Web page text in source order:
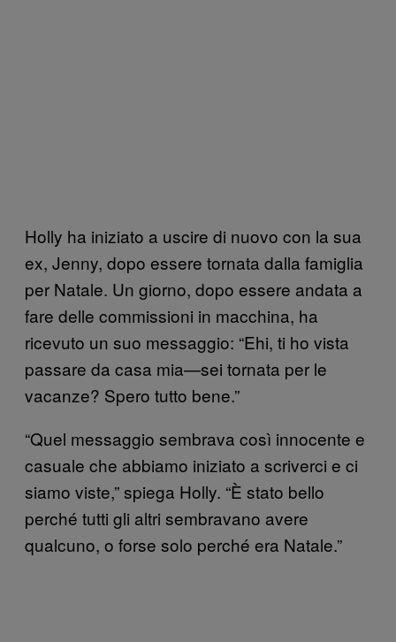
Holly ha iniziato a uscire di nuovo con la sua
ex, Jenny, dopo essere tornata dalla famiglia
per Natale. Un giorno, dopo essere andata a
fare delle commissioni in macchina, ha
ricevuto un suo messaggio: “Ehi, ti ho vista
passare da casa mia—sei tornata per le
vacanze? Spero tutto bene.”
“Quel messaggio sembrava così innocente e
casuale che abbiamo iniziato a scriverci e ci
siamo viste,” spiega Holly. “È stato bello
perché tutti gli altri sembravano avere
qualcuno, o forse solo perché era Natale.”